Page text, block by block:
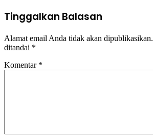
Tinggalkan Balasan
Alamat email Anda tidak akan dipublikasikan.
ditandai *
Komentar *